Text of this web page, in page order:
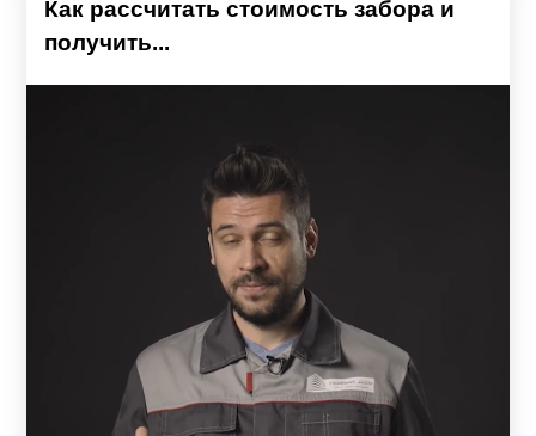
Как рассчитать стоимость забора и
получить...